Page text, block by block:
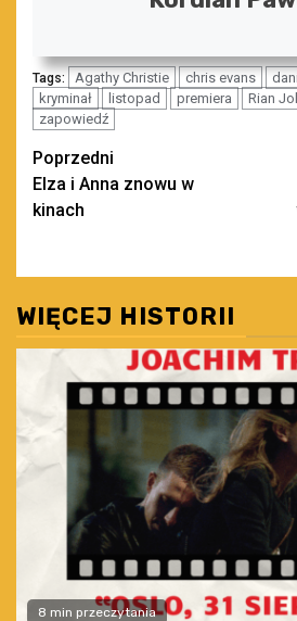
Tags: Agathy Christie chris evans
kryminał
listopad premiera Rian
zapowiedź
Zobacz
wpisy
Poprzedni
Elza i Anna znowu w
kinach
WIĘCEJ HISTORII
8 min przeczytania